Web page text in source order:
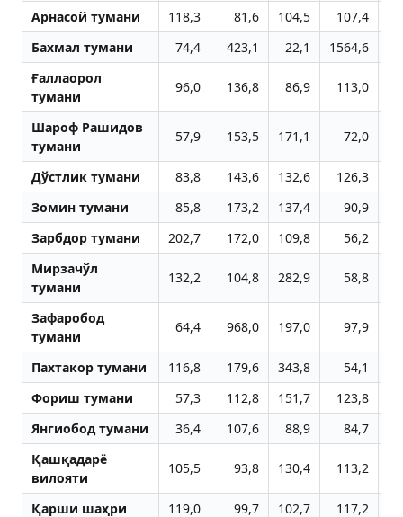
Aрнасой тумани
118,3 81,6 104,5 107,4
Бахмал тумани
74,4 423,1 22,1 1564,6
Ғаллаорол
тумани
96,0 136,8 86,9 113,0
Шароф Рашидов
тумани
57,9 153,5 171,1 72,0
Дўстлик тумани 83,8 143,6 132,6 126,3
Зомин тумани
85,8 173,2 137,4 90,9
Зарбдор тумани
202,7 172,0 109,8 56,2
Мирзачўл
тумани
132,2 104,8 282,9 58,8
Зафаробод
тумани
64,4 968,0 197,0 97,9
Пахтакор тумани 116,8 179,6 343,8 54,1
Фориш тумани
57,3 112,8 151,7 123,8
Янгиобод тумани
36,4 107,6 88,9 84,7
Қашқадарё
вилояти
105,5 93,8 130,4 113,2
Қарши шаҳри 119,0 99,7 102,7 117,2